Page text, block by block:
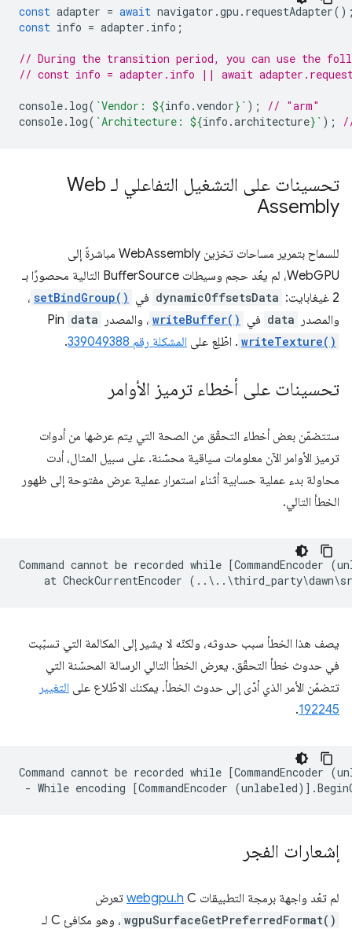
const adapter = await navigator .gpu . requestAdapter
const info = adapter . info ;
// During the transition period, you can use the
// const info = adapter.info || await
console. log( `Vendor: ${info .vendor} ` );
// "arm"
console. log( `Architecture: ${info .architecture} ` );
تحسينات على التشغيل التفاعلي لـ Web
Assembly
للسماح بتمرير مساحات تخزين WebAssembly مباشرةً إلى
WebGPU، لم يعُد حجم وسيطات BufferSource التالية محصورًا بـ
2 غيغابايت:
dynamicOffsetsData في setBindGroup() ،
والمصدر
data في writeBuffer() ، والمصدر data
writeTexture() . اطّلِع على المشكلة رقم 339049388 .
تحسينات على أخطاء ترميز الأوامر
ستتضمّن بعض أخطاء التحقّق من الصحة التي يتم عرضها من أدوات
ترميز الأوامر الآن معلومات سياقية محسّنة. على سبيل المثال، أدت
محاولة بدء عملية حسابية أثناء استمرار عملية عرض مفتوحة إلى ظهور
الخطأ التالي.
Command cannot be recorded while
يصف هذا الخطأ سبب حدوثه، ولكنّه لا يشير إلى المكالمة التي تسبّبت
في حدوث خطأ التحقّق. يعرض الخطأ التالي الرسالة المحسّنة التي
تتضمّن الأمر الذي أدّى إلى حدوث الخطأ. يمكنك الاطّلاع على التغيير
192245
.
Command cannot be recorded while
إشعارات الفجر
لم تعُد واجهة برمجة التطبيقات webgpu.h C تعرض
wgpuSurfaceGetPreferredFormat() ، وهو مكافئ C لـ